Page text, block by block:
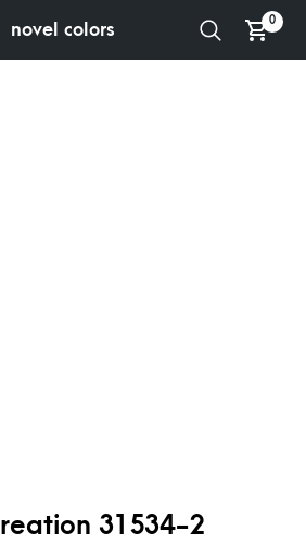
novel colors 0
31534-2